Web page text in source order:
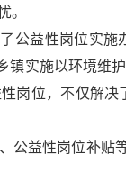
公益性岗位实
实施以环境维
岗位，不仅解
公益性岗位补